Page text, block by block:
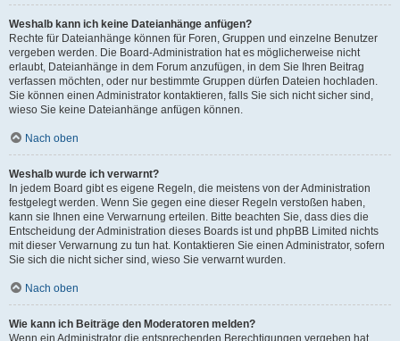
Weshalb kann ich keine Dateianhänge anfügen?
Rechte für Dateianhänge können für Foren, Gruppen und einzelne Benutzer
vergeben werden. Die Board-Administration hat es möglicherweise nicht
erlaubt, Dateianhänge in dem Forum anzufügen, in dem Sie Ihren Beitrag
verfassen möchten, oder nur bestimmte Gruppen dürfen Dateien hochladen.
Sie können einen Administrator kontaktieren, falls Sie sich nicht sicher sind,
wieso Sie keine Dateianhänge anfügen können.
Nach oben
Weshalb wurde ich verwarnt?
In jedem Board gibt es eigene Regeln, die meistens von der Administration
festgelegt werden. Wenn Sie gegen eine dieser Regeln verstoßen haben,
kann sie Ihnen eine Verwarnung erteilen. Bitte beachten Sie, dass dies die
Entscheidung der Administration dieses Boards ist und phpBB Limited nichts
mit dieser Verwarnung zu tun hat. Kontaktieren Sie einen Administrator, sofern
Sie sich die nicht sicher sind, wieso Sie verwarnt wurden.
Nach oben
Wie kann ich Beiträge den Moderatoren melden?
Wenn ein Administrator die entsprechenden Berechtigungen vergeben hat,